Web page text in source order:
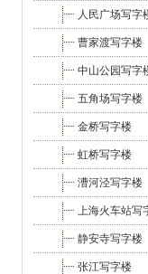
人民广场写字
曹家渡写字楼
中山公园写字
五角场写字楼
金桥写字楼
虹桥写字楼
漕河泾写字楼
上海火车站写
静安寺写字楼
张江写字楼